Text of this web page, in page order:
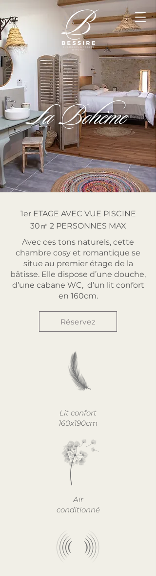
La Bohème
1erETAGE AVEC VUE PISCINE
30㎡ 2 PERSONNES MAX
Avec ces tons naturels, cette
chambre cosy et romantique se
situe au premier étage de la
bâtisse. Elle dispose d’une douche,
d’une cabane WC, d’un lit confort
en 160cm.
Réservez
Lit confort
160x190cm
Air
conditionné